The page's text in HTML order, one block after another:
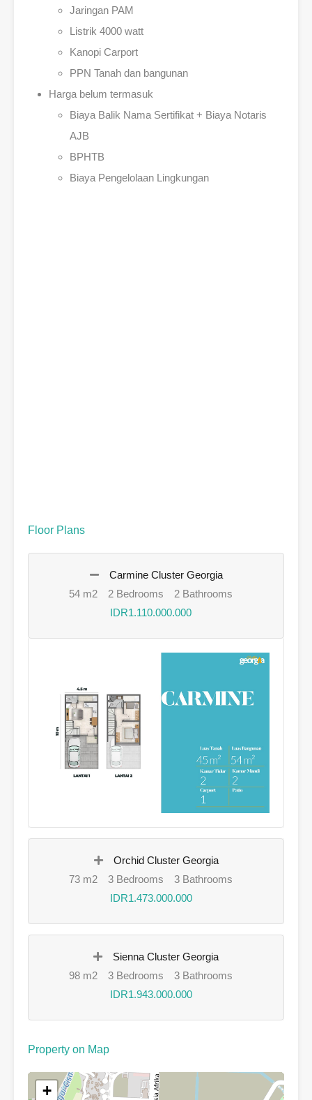
Jaringan PAM
Listrik 4000 watt
Kanopi Carport
PPN Tanah dan bangunan
Harga belum termasuk
Biaya Balik Nama Sertifikat + Biaya Notaris
AJB
BPHTB
Biaya Pengelolaan Lingkungan
Floor Plans
Carmine Cluster Georgia
54 m2
2 Bedrooms
2 Bathrooms
IDR1.110.000.000
Orchid Cluster Georgia
73 m2
3 Bedrooms
3 Bathrooms
IDR1.473.000.000
Sienna Cluster Georgia
98 m2
3 Bedrooms
3 Bathrooms
IDR1.943.000.000
Property on Map
+